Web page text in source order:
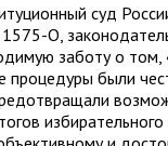
суд
О,
заботу о
процедуры были
избирательного